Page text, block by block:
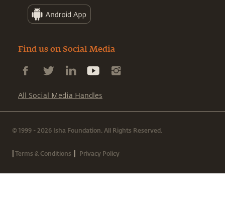
Find us on Social Media
All Social Media Handles
© 1999 - 2026 Isha Foundation. All Rights Reserved.
|Terms & Conditions | Privacy Policy